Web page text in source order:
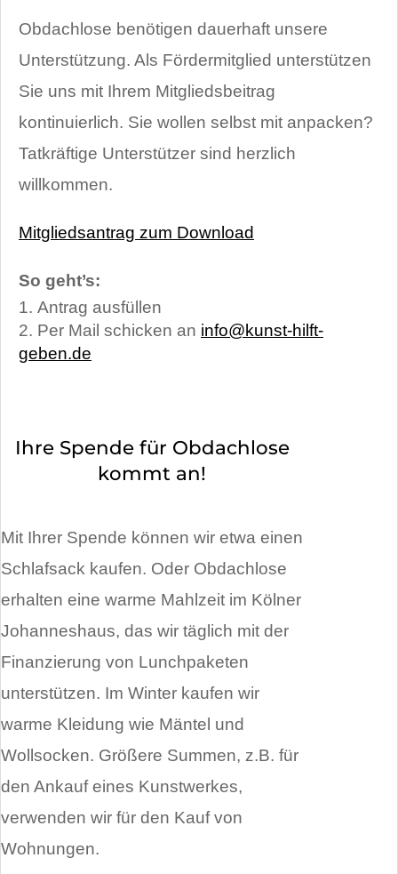
Obdachlose benötigen dauerhaft unsere
Unterstützung. Als Fördermitglied unterstützen
Sie uns mit Ihrem Mitgliedsbeitrag
kontinuierlich. Sie wollen selbst mit anpacken?
Tatkräftige Unterstützer sind herzlich
willkommen.
Mitgliedsantrag zum Download
So geht’s:
Antrag ausfüllen
Per Mail schicken an info@kunst-hilft-
geben.de
Ihre Spende für Obdachlose
kommt an!
Mit Ihrer Spende können wir etwa einen
Schlafsack kaufen. Oder Obdachlose
erhalten eine warme Mahlzeit im Kölner
Johanneshaus, das wir täglich mit der
Finanzierung von Lunchpaketen
unterstützen. Im Winter kaufen wir
warme Kleidung wie Mäntel und
Wollsocken. Größere Summen, z.B. für
den Ankauf eines Kunstwerkes,
verwenden wir für den Kauf von
Wohnungen.